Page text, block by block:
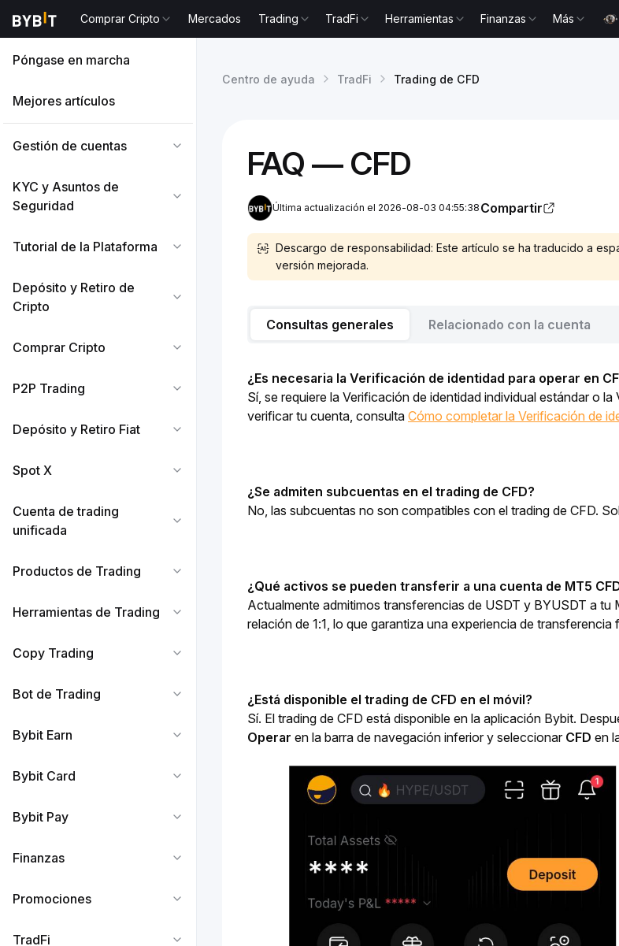
Comprar Cripto Mercados Trading TradFi Herramientas Finanzas Más
Póngase en marcha
Mejores artículos
Gestión de cuentas
KYC y Asuntos de
Seguridad
Tutorial de la Plataforma
Depósito y Retiro de
Cripto
Comprar Cripto
P2P Trading
Depósito y Retiro Fiat
Spot X
Cuenta de trading
unificada
Productos de Trading
Herramientas de Trading
Copy Trading
Bot de Trading
Bybit Earn
Bybit Card
Bybit Pay
Finanzas
Promociones
TradFi
Centro de ayuda TradFi Trading de CFD
FAQ — CFD
Última actualización el 2026-08-03 04:55:38 Compartir
Descargo de responsabilidad: Este artículo se ha traducido a
versión mejorada.
Consultas generales Relacionado con la cuenta
¿Es necesaria la Verificación de identidad para operar en
Sí, se requiere la Verificación de identidad individual estándar o
verificar tu cuenta, consulta Cómo completar la Verificación de
¿Se admiten subcuentas en el trading de CFD?
No, las subcuentas no son compatibles con el trading de CFD.
¿Qué activos se pueden transferir a una cuenta de MT5
Actualmente admitimos transferencias de USDT y BYUSDT a
relación de 1:1, lo que garantiza una experiencia de
¿Está disponible el trading de CFD en el móvil?
Operar en la barra de navegación inferior y seleccionar CFD en